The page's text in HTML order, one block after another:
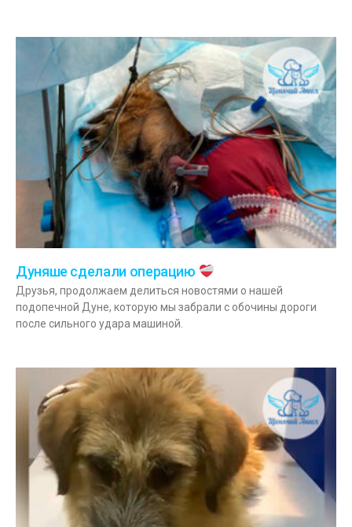
Дуняше сделали операцию
Друзья, продолжаем делиться новостями о нашей
подопечной Дуне, которую мы забрали с обочины дороги
после сильного удара машиной.